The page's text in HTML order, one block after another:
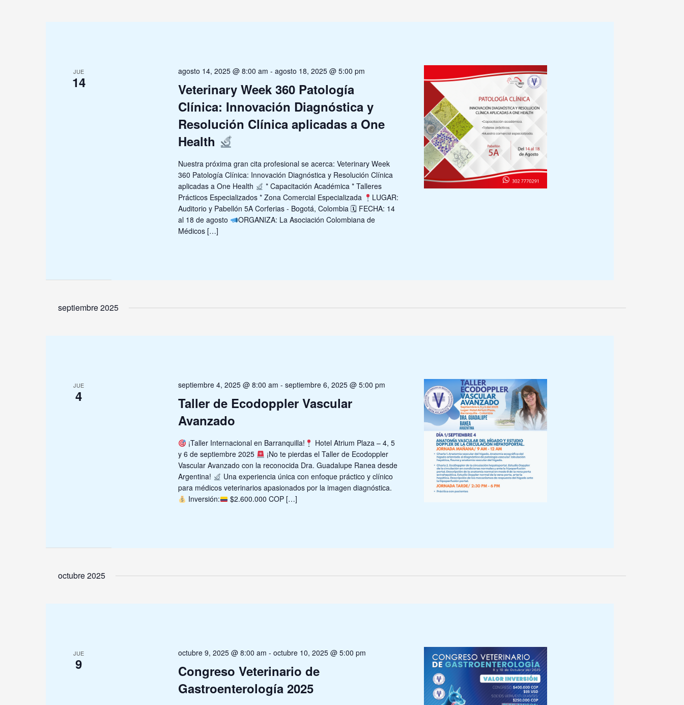
JUE
14
Veterinary Week 360 Patología
Clínica: Innovación Diagnóstica y
Resolución Clínica aplicadas a One
Health
agosto 14, 2025 @ 8:00 am -agosto 18, 2025 @ 5:00 pm
Nuestra próxima gran cita profesional se acerca: Veterinary Week
360 Patología Clínica: Innovación Diagnóstica y Resolución Clínica
aplicadas a One Health
* Capacitación Académica * Talleres
Prácticos Especializados * Zona Comercial Especializada
LUGAR:
Auditorio y Pabellón 5A Corferias - Bogotá, Colombia 🗓 FECHA: 14
al 18 de agosto
ORGANIZA: La Asociación Colombiana de
Médicos […]
septiembre 2025
JUE
4
Taller de Ecodoppler Vascular
Avanzado
septiembre 4, 2025 @ 8:00 am -septiembre 6, 2025 @ 5:00 pm
¡Taller Internacional en Barranquilla!
Hotel Atrium Plaza – 4, 5
y 6 de septiembre 2025
¡No te pierdas el Taller de Ecodoppler
Vascular Avanzado con la reconocida Dra. Guadalupe Ranea desde
Argentina!
Una experiencia única con enfoque práctico y clínico
para médicos veterinarios apasionados por la imagen diagnóstica.
Inversión:
$2.600.000 COP […]
octubre 2025
JUE
9
Congreso Veterinario de
Gastroenterología 2025
octubre 9, 2025 @ 8:00 am -octubre 10, 2025 @ 5:00 pm